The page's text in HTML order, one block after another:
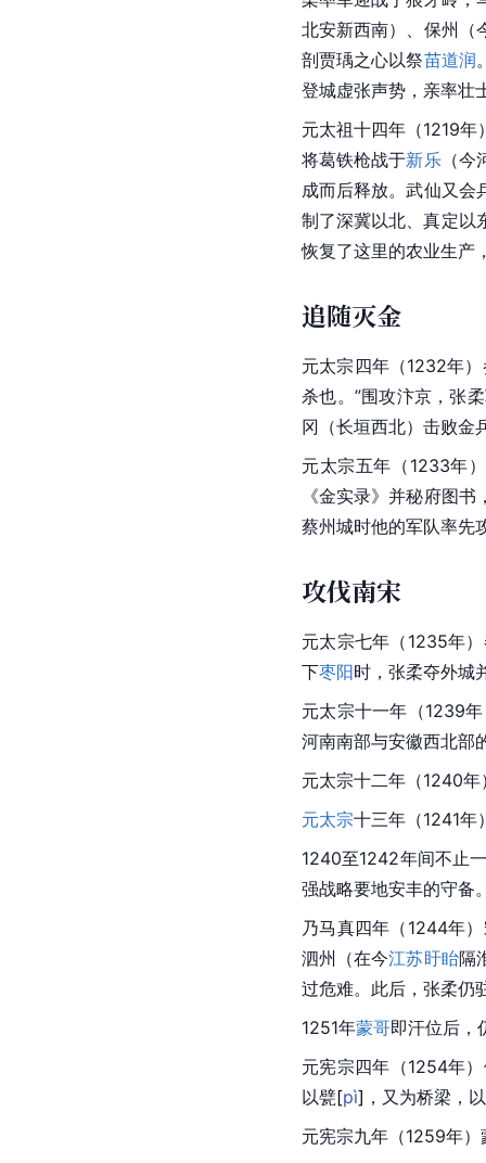
北安新西南）、保州（
剖贾瑀之心以祭苗道润
登城虚张声势，亲率壮
元太祖十四年（1219
将葛铁枪战于新乐（今
成而后释放。武仙又会
制了深冀以北、真定以
恢复了这里的农业生产
追随灭金
元太宗四年（1232年
杀也。”围攻汴京 ，张
冈（长垣西北）击败金
元太宗五年（1233年
《金实录》并秘府图
蔡州城时他的军队率先
攻伐南宋
元太宗七年（1235年
下枣阳时，张柔夺外城
元太宗十一年（1239
河南南部与安徽西北部
元太宗十二年（1240
元太宗十三年（1241年
1240至1242年间不止
强战略要地安丰的守备
乃马真四年（1244年
泗州（在今江苏盱眙隔
过危难。此后，张柔仍
1251年蒙哥即汗位后，
元宪宗四年（1254年
以甓[pì] ，又为桥梁，
元宪宗九年（1259年